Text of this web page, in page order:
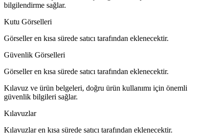
bilgilendirme sağlar.
Kutu Görselleri
Görseller en kısa sürede satıcı tarafından eklenecektir.
Güvenlik Görselleri
Görseller en kısa sürede satıcı tarafından eklenecektir.
Kılavuz ve ürün belgeleri, doğru ürün kullanımı için önemli
güvenlik bilgileri sağlar.
Kılavuzlar
Kılavuzlar en kısa sürede satıcı tarafından eklenecektir.